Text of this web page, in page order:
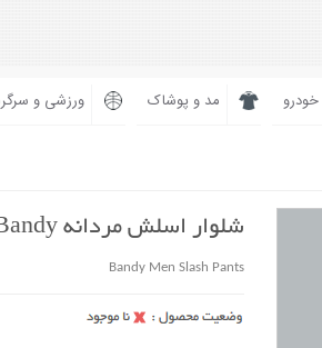
خودرو مد و پوشاک ورزشی و
شلوار اسلش مردانه Bandy
Bandy Men Slash Pants